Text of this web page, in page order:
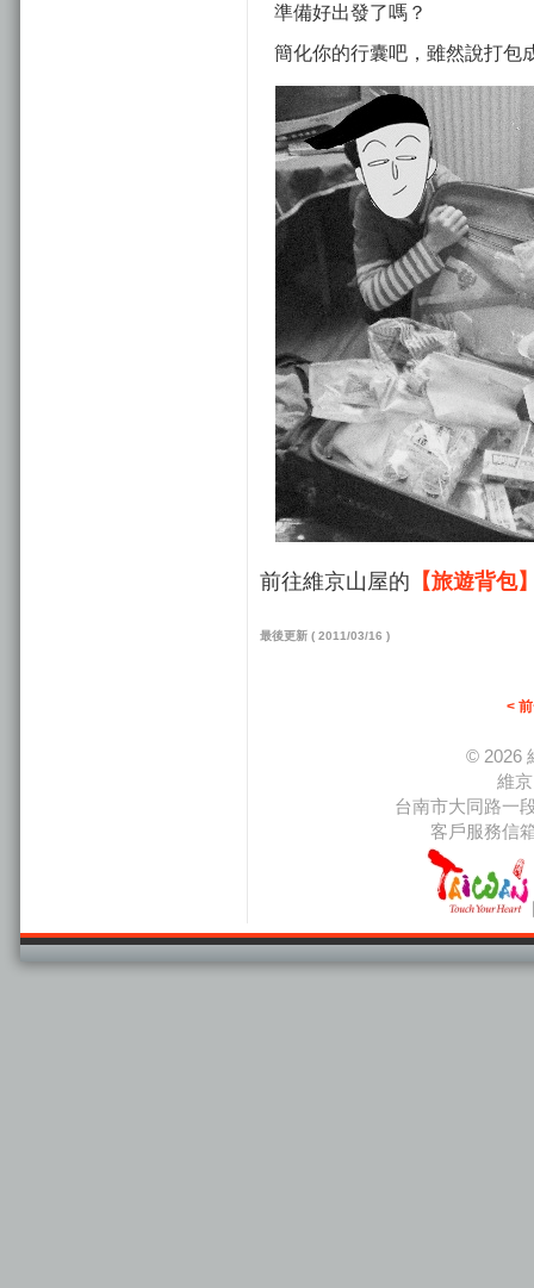
準備好出發了嗎？
簡化你的行囊吧，雖然說打包
前往維京山屋的 【旅遊背包
最後更新 ( 2011/03/16 )
<
© 2026
維
台南市大同路一
客戶服務信